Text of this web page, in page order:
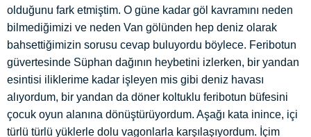
olduğunu fark etmiştim. O güne kadar göl kavramını neden
bilmediğimizi ve neden Van gölünden hep deniz olarak
bahsettiğimizin sorusu cevap buluyordu böylece. Feribotun
güvertesinde Süphan dağının heybetini izlerken, bir yandan
esintisi iliklerime kadar işleyen mis gibi deniz havası
alıyordum, bir yandan da döner koltuklu feribotun büfesini
çocuk oyun alanına dönüştürüyordum. Aşağı kata inince, içi
türlü türlü yüklerle dolu vagonlarla karşılaşıyordum. İçim